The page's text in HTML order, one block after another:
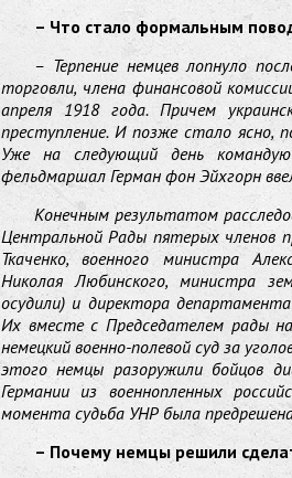
– Что стало формальным
– Терпение немцев лопнуло
торговли, члена финансовой
апреля 1918 года. Причем
преступление. И позже стало ясно,
Уже на следующий день
фельдмаршал Герман фон Эйхгорн
Конечным результатом
Центральной Рады пятерых членов
Ткаченко, военного министра
Николая Любинского, министра
осудили) и директора
Их вместе с Председателем рады
немецкий военно-полевой суд за
этого немцы разоружили бойцов
Германии из военнопленных
момента судьба УНР была
– Почему немцы решили